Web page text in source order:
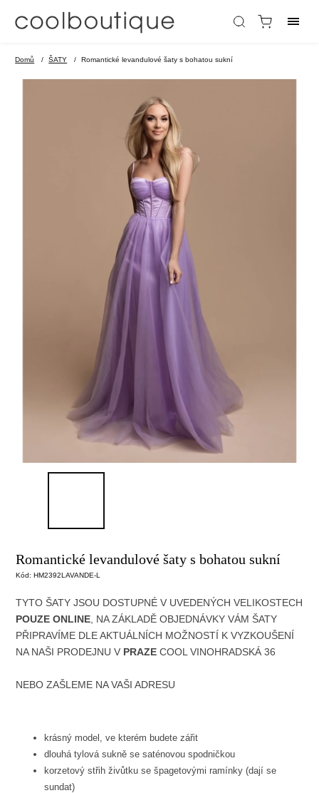
Domů / ŠATY / Romantické levandulové šaty s bohatou sukní
Romantické levandulové šaty s bohatou sukní
Kód: HM2392LAVANDE-L
TYTO ŠATY JSOU DOSTUPNÉ V UVEDENÝCHVELIKOSTECH
POUZE ONLINE , NA ZÁKLADĚ OBJEDNÁVKYVÁM ŠATY
PŘIPRAVÍME DLE AKTUÁLNÍCH MOŽNOSTÍ K VYZKOUŠENÍ
NA NAŠI PRODEJNU V PRAZECOOL VINOHRADSKÁ 36
NEBO ZAŠLEME NA VAŠI ADRESU
krásný model, ve kterém budete zářit
dlouhá tylová sukně se saténovou spodničkou
korzetový střih živůtku se špagetovými ramínky (dají se
sundat)